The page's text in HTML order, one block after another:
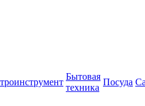
Бытовая
техника
Посуда